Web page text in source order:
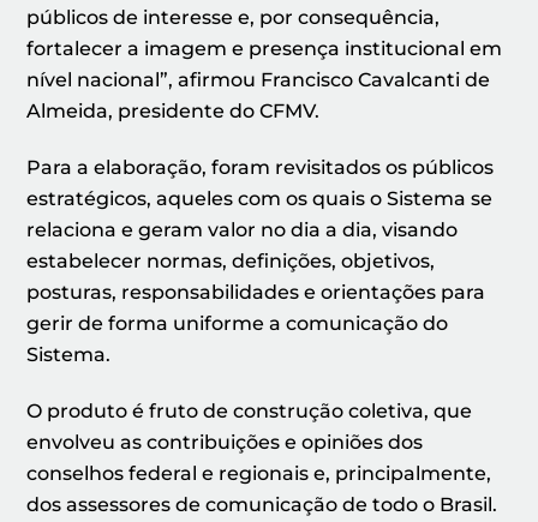
públicos de interesse e, por consequência,
fortalecer a imagem e presença institucional em
nível nacional”, afirmou Francisco Cavalcanti de
Almeida, presidente do CFMV.
Para a elaboração, foram revisitados os públicos
estratégicos, aqueles com os quais o Sistema se
relaciona e geram valor no dia a dia, visando
estabelecer normas, definições, objetivos,
posturas, responsabilidades e orientações para
gerir de forma uniforme a comunicação do
Sistema.
O produto é fruto de construção coletiva, que
envolveu as contribuições e opiniões dos
conselhos federal e regionais e, principalmente,
dos assessores de comunicação de todo o Brasil.